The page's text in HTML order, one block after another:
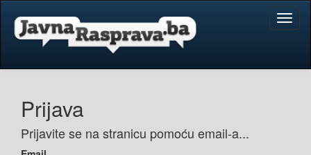
Prijava
Prijavite se na stranicu pomoću email-a...